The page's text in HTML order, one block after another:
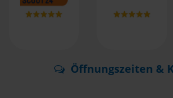
Öffnungszeiten &